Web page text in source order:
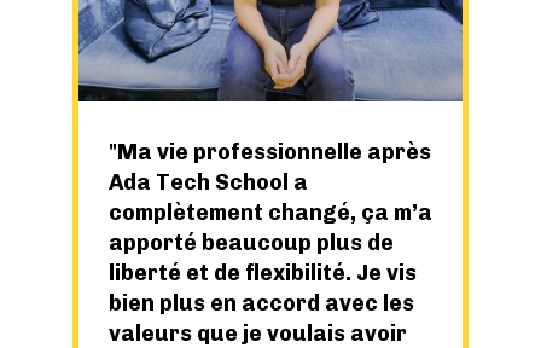
Ma vie professionnelle après
Ada Tech School a
complètement changé, ça m’a
apporté beaucoup plus de
liberté et de flexibilité. Je vis
bien plus en accord avec les
valeurs que je voulais avoir